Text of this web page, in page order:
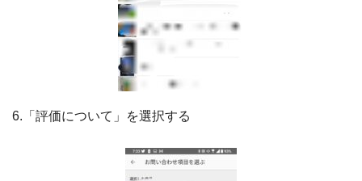
6.「評価について」を選択する